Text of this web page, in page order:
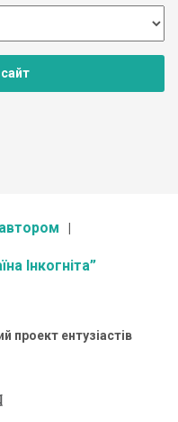
Інкогніта”
проект ентузіастів